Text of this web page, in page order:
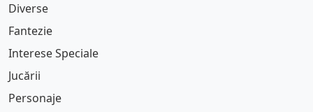
Diverse
Fantezie
Interese Speciale
Jucării
Personaje